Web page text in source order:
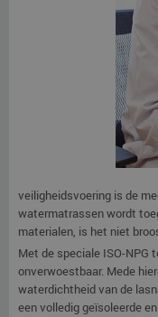
veiligheidsvoering is de
watermatrassen wordt
materialen, is het niet
Met de speciale ISO-
onverwoestbaar. Mede
waterdichtheid van de
een volledig geïsoleerde